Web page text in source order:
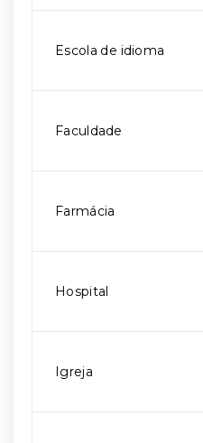
Escola de idioma
Faculdade
Farmácia
Hospital
Igreja